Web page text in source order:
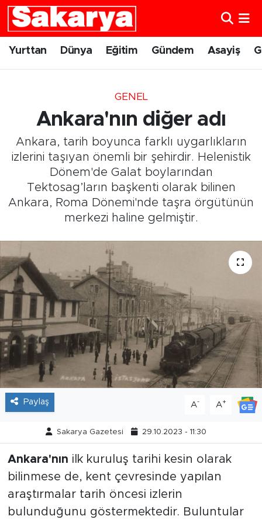
Yurttan Dünya Eğitim Gündem Asayiş
GENEL
Ankara'nın diğer adı
Ankara, tarih boyunca farklı uygarlıkların
izlerini taşıyan önemli bir şehirdir. Helenistik
Dönem'de Galat boylarından
Tektosag’ların başkenti olarak bilinen
Ankara, Roma Dönemi'nde taşra örgütünün
merkezi haline gelmiştir.
Paylaş A- A+
Sakarya Gazetesi 29.10.2023 - 11:30
Ankara'nın ilk kuruluş tarihi kesin olarak
bilinmese de, kent çevresinde yapılan
araştırmalar tarih öncesi izlerin
bulunduğunu göstermektedir. Buluntular
Yurttan
Eskişehirspor
Spor
Tarihçe
Resmi İlanlar
Söyleşi
Foto Şaka
Teknoloji
Politika
Eskişehir Nöbetçi Eczaneler
Süper Lig Puan Durumu ve Fikstür
Tüm Manşetler
Son Dakika Haberleri